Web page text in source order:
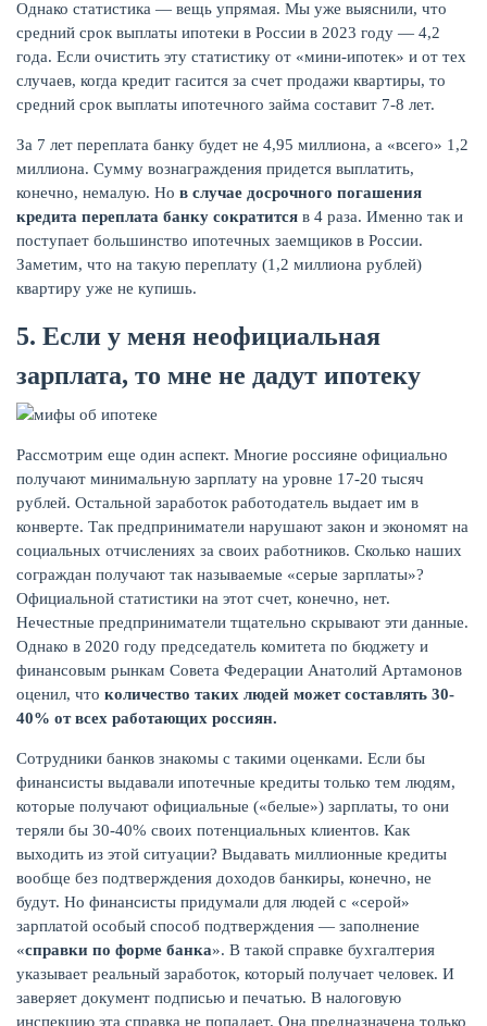
Однако статистика — вещь упрямая. Мы уже выяснили, что
средний срок выплаты ипотеки в России в 2023 году — 4,2
года. Если очистить эту статистику от «мини-ипотек» и от тех
случаев, когда кредит гасится за счет продажи квартиры, то
средний срок выплаты ипотечного займа составит 7-8 лет.
За 7 лет переплата банку будет не 4,95 миллиона, а «всего» 1,2
миллиона. Сумму вознаграждения придется выплатить,
конечно, немалую. Но в случае досрочного погашения
кредита переплата банку сократится в 4 раза. Именно так и
поступает большинство ипотечных заемщиков в России.
Заметим, что на такую переплату (1,2 миллиона рублей)
квартиру уже не купишь.
5. Если у меня неофициальная
зарплата, то мне не дадут ипотеку
Рассмотрим еще один аспект. Многие россияне официально
получают минимальную зарплату на уровне 17-20 тысяч
рублей. Остальной заработок работодатель выдает им в
конверте. Так предприниматели нарушают закон и экономят на
социальных отчислениях за своих работников. Сколько наших
сограждан получают так называемые «серые зарплаты»?
Официальной статистики на этот счет, конечно, нет.
Нечестные предприниматели тщательно скрывают эти данные.
Однако в 2020 году председатель комитета по бюджету и
финансовым рынкам Совета Федерации Анатолий Артамонов
оценил, что количество таких людей может составлять 30-
40% от всех работающих россиян.
Сотрудники банков знакомы с такими оценками. Если бы
финансисты выдавали ипотечные кредиты только тем людям,
которые получают официальные («белые») зарплаты, то они
теряли бы 30-40% своих потенциальных клиентов. Как
выходить из этой ситуации? Выдавать миллионные кредиты
вообще без подтверждения доходов банкиры, конечно, не
будут. Но финансисты придумали для людей с «серой»
зарплатой особый способ подтверждения — заполнение
«справки по форме банка». В такой справке бухгалтерия
указывает реальный заработок, который получает человек. И
заверяет документ подписью и печатью. В налоговую
инспекцию эта справка не попадает. Она предназначена только